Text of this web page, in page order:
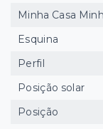
Minha Casa
Esquina
Perfil
Posição solar
Posição